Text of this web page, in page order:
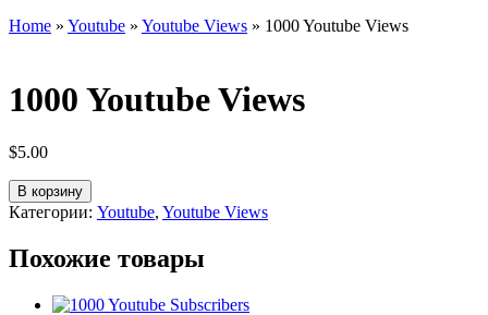
Home » Youtube » Youtube Views » 1000 Youtube Views
1000 Youtube Views
$5.00
Количество
товара
Youtube
Views
В корзину
Категории: Youtube, Youtube Views
Похожие товары